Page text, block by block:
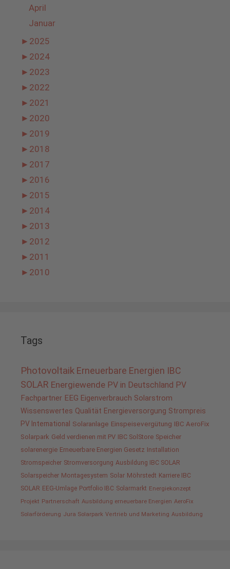
April
Januar
► 2025
► 2024
► 2023
► 2022
► 2021
► 2020
► 2019
► 2018
► 2017
► 2016
► 2015
► 2014
► 2013
► 2012
► 2011
► 2010
Tags
Photovoltaik Erneuerbare Energien IBC
SOLAR Energiewende PV in Deutschland PV
Fachpartner EEG Eigenverbrauch Solarstrom
Wissenswertes Qualität Energieversorgung Strompreis
PV International Solaranlage Einspeisevergütung IBC AeroFix
Solarpark Geld verdienen mit PV IBC SolStore Speicher
solarenergie Erneuerbare Energien Gesetz Installation
Stromspeicher Stromversorgung Ausbildung IBC SOLAR
Solarspeicher Montagesystem Solar Möhrstedt Karriere IBC
SOLAR EEG-Umlage Portfolio IBC Solarmarkt Energiekonzept
Projekt Partnerschaft Ausbildung erneuerbare Energien AeroFix
Solarförderung Jura Solarpark Vertrieb und Marketing Ausbildung